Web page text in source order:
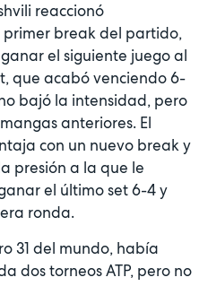
reaccionó
break del partido,
el siguiente juego al
que acabó venciendo 6-
bajó la intensidad, pero
anteriores. El
con un nuevo break y
presión a la que le
el último set 6-4 y
ronda.
31 del mundo, había
dos torneos ATP, pero no